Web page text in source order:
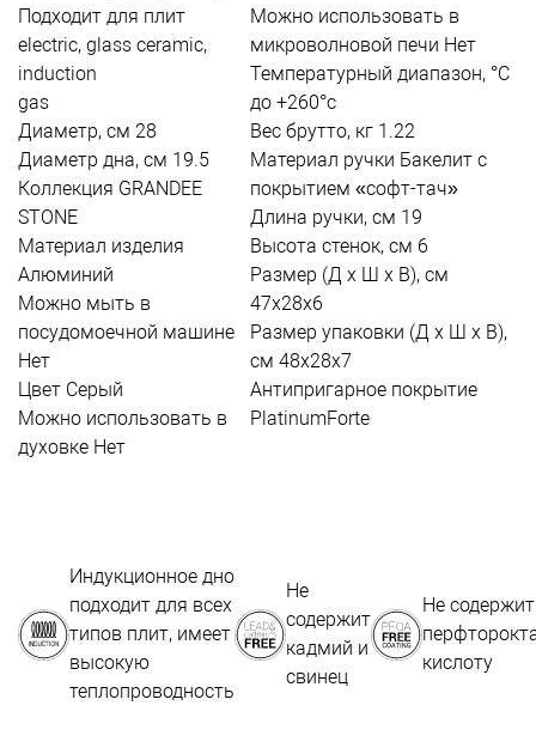
Подходит для плит
electric, glass ceramic,
induction
gas
Диаметр, см 28
Диаметр дна, см 19.5
Коллекция GRANDEE
STONE
Материал изделия
Алюминий
Можно мыть в
посудомоечной машине
Нет
Цвет Серый
Можно использовать в
духовке Нет
Можно использовать в
микроволновой печи Нет
Температурный диапазон, °С
до +260°c
Вес брутто, кг 1.22
Материал ручки Бакелит с
покрытием «софт-тач»
Длина ручки, см 19
Высота стенок, см 6
Размер (Д х Ш х В), см
47х28х6
Размер упаковки (Д х Ш х В),
см 48х28х7
Антипригарное покрытие
PlatinumForte
Индукционное дно
подходит для всех
типов плит, имеет
высокую
теплопроводность
Не
содержит
кадмий и
свинец
Не содержит
кислоту